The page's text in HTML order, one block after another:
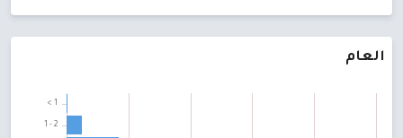
العام